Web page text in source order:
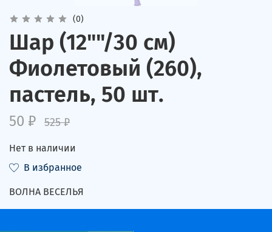
(0)
Шар (12""/30 см)
Фиолетовый (260),
пастель, 50 шт.
50 ₽ 525 ₽
Нет в наличии
В избранное
ВОЛНА ВЕСЕЛЬЯ